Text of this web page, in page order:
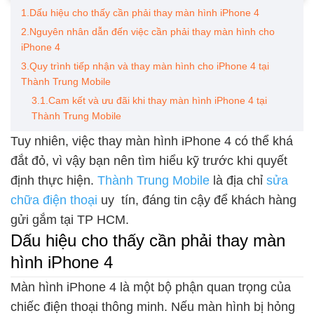
1.Dấu hiệu cho thấy cần phải thay màn hình iPhone 4
2.Nguyên nhân dẫn đến việc cần phải thay màn hình cho
iPhone 4
3.Quy trình tiếp nhận và thay màn hình cho iPhone 4 tại
Thành Trung Mobile
3.1.Cam kết và ưu đãi khi thay màn hình iPhone 4 tại
Thành Trung Mobile
Tuy nhiên, việc thay màn hình iPhone 4 có thể khá
đắt đỏ, vì vậy bạn nên tìm hiểu kỹ trước khi quyết
định thực hiện. Thành Trung Mobile là địa chỉ sửa
chữa điện thoại uy tín, đáng tin cậy để khách hàng
gửi gắm tại TP HCM.
Dấu hiệu cho thấy cần phải thay màn
hình iPhone 4
Màn hình iPhone 4 là một bộ phận quan trọng của
chiếc điện thoại thông minh. Nếu màn hình bị hỏng